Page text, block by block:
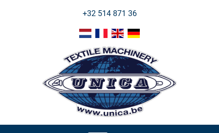
+32 514 871 36